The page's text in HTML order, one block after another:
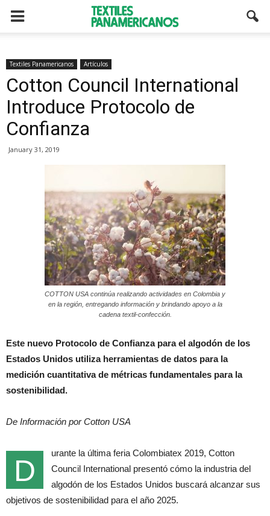
Textiles Panamericanos Artículos
Cotton Council International
Introduce Protocolo de
Confianza
January 31, 2019
COTTON USA continúa realizando actividades en Colombia y
en la región, entregando información y brindando apoyo a la
cadena textil-confección.
Este nuevo Protocolo de Confianza para el algodón de los
Estados Unidos utiliza herramientas de datos para la
medición cuantitativa de métricas fundamentales para la
sostenibilidad.
De Información por Cotton USA
D
urante la última feria Colombiatex 2019, Cotton
Council International presentó cómo la industria del
algodón de los Estados Unidos buscará alcanzar sus
objetivos de sostenibilidad para el año 2025.